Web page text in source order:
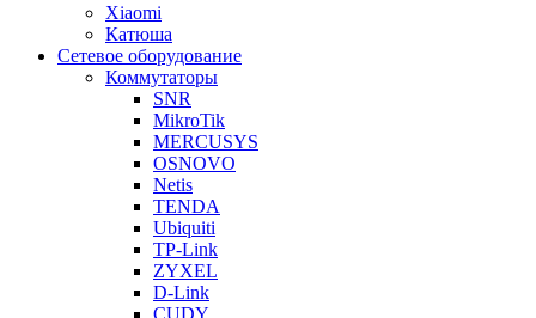
Xiaomi
Катюша
Сетевое оборудование
Коммутаторы
SNR
MikroTik
MERCUSYS
OSNOVO
Netis
TENDA
Ubiquiti
TP-Link
ZYXEL
D-Link